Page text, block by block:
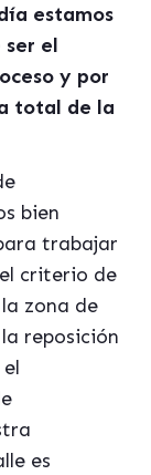
estamos
ser el
y por
total de la
bien
trabajar
criterio de
zona de
reposición
es